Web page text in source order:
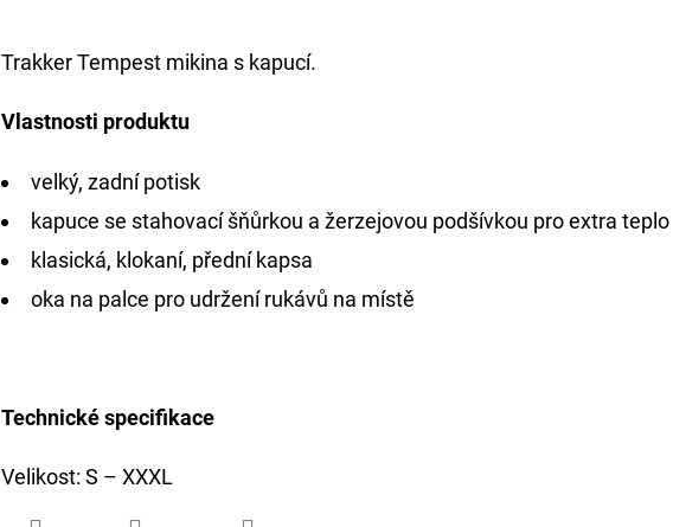
z
hvězdiček.
Trakker Tempest mikina s kapucí.
Vlastnosti produktu
velký, zadní potisk
kapuce se stahovací šňůrkou a žerzejovou podšívkou pro extra teplo
klasická, klokaní, přední kapsa
oka na palce pro udržení rukávů na místě
Technické specifikace
Velikost: S – XXXL